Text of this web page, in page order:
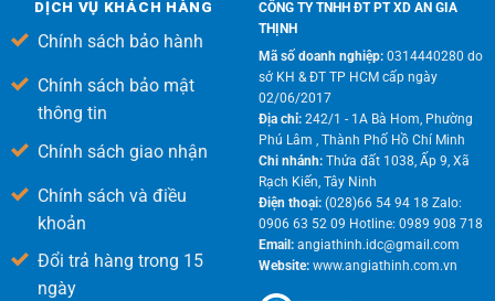
DỊCH VỤ KHÁCH HÀNG
Chính sách bảo hành
Chính sách bảo mật
thông tin
Chính sách giao nhận
Chính sách và điều
khoản
Đổi trả hàng trong 15
ngày
CÔNG TY TNHH ĐT PT XD AN GIA
THỊNH
Mã số doanh nghiệp:0314440280 do
sở KH & ĐT TP HCM cấp ngày
02/06/2017
Địa chỉ:242/1 - 1A Bà Hom, Phường
Phú Lâm , Thành Phố Hồ Chí Minh
Chi nhánh: Thửa đất 1038, Ấp 9, Xã
Rạch Kiến, Tây Ninh
Điện thoại:(028)66 54 94 18 Zalo:
0906 63 52 09 Hotline: 0989 908 718
Email:angiathinh.idc@gmail.com
Website:www.angiathinh.com.vn